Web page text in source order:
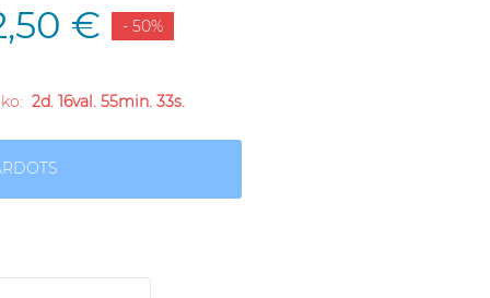
€ - 50%
2d. 16val. 55min. 32s.